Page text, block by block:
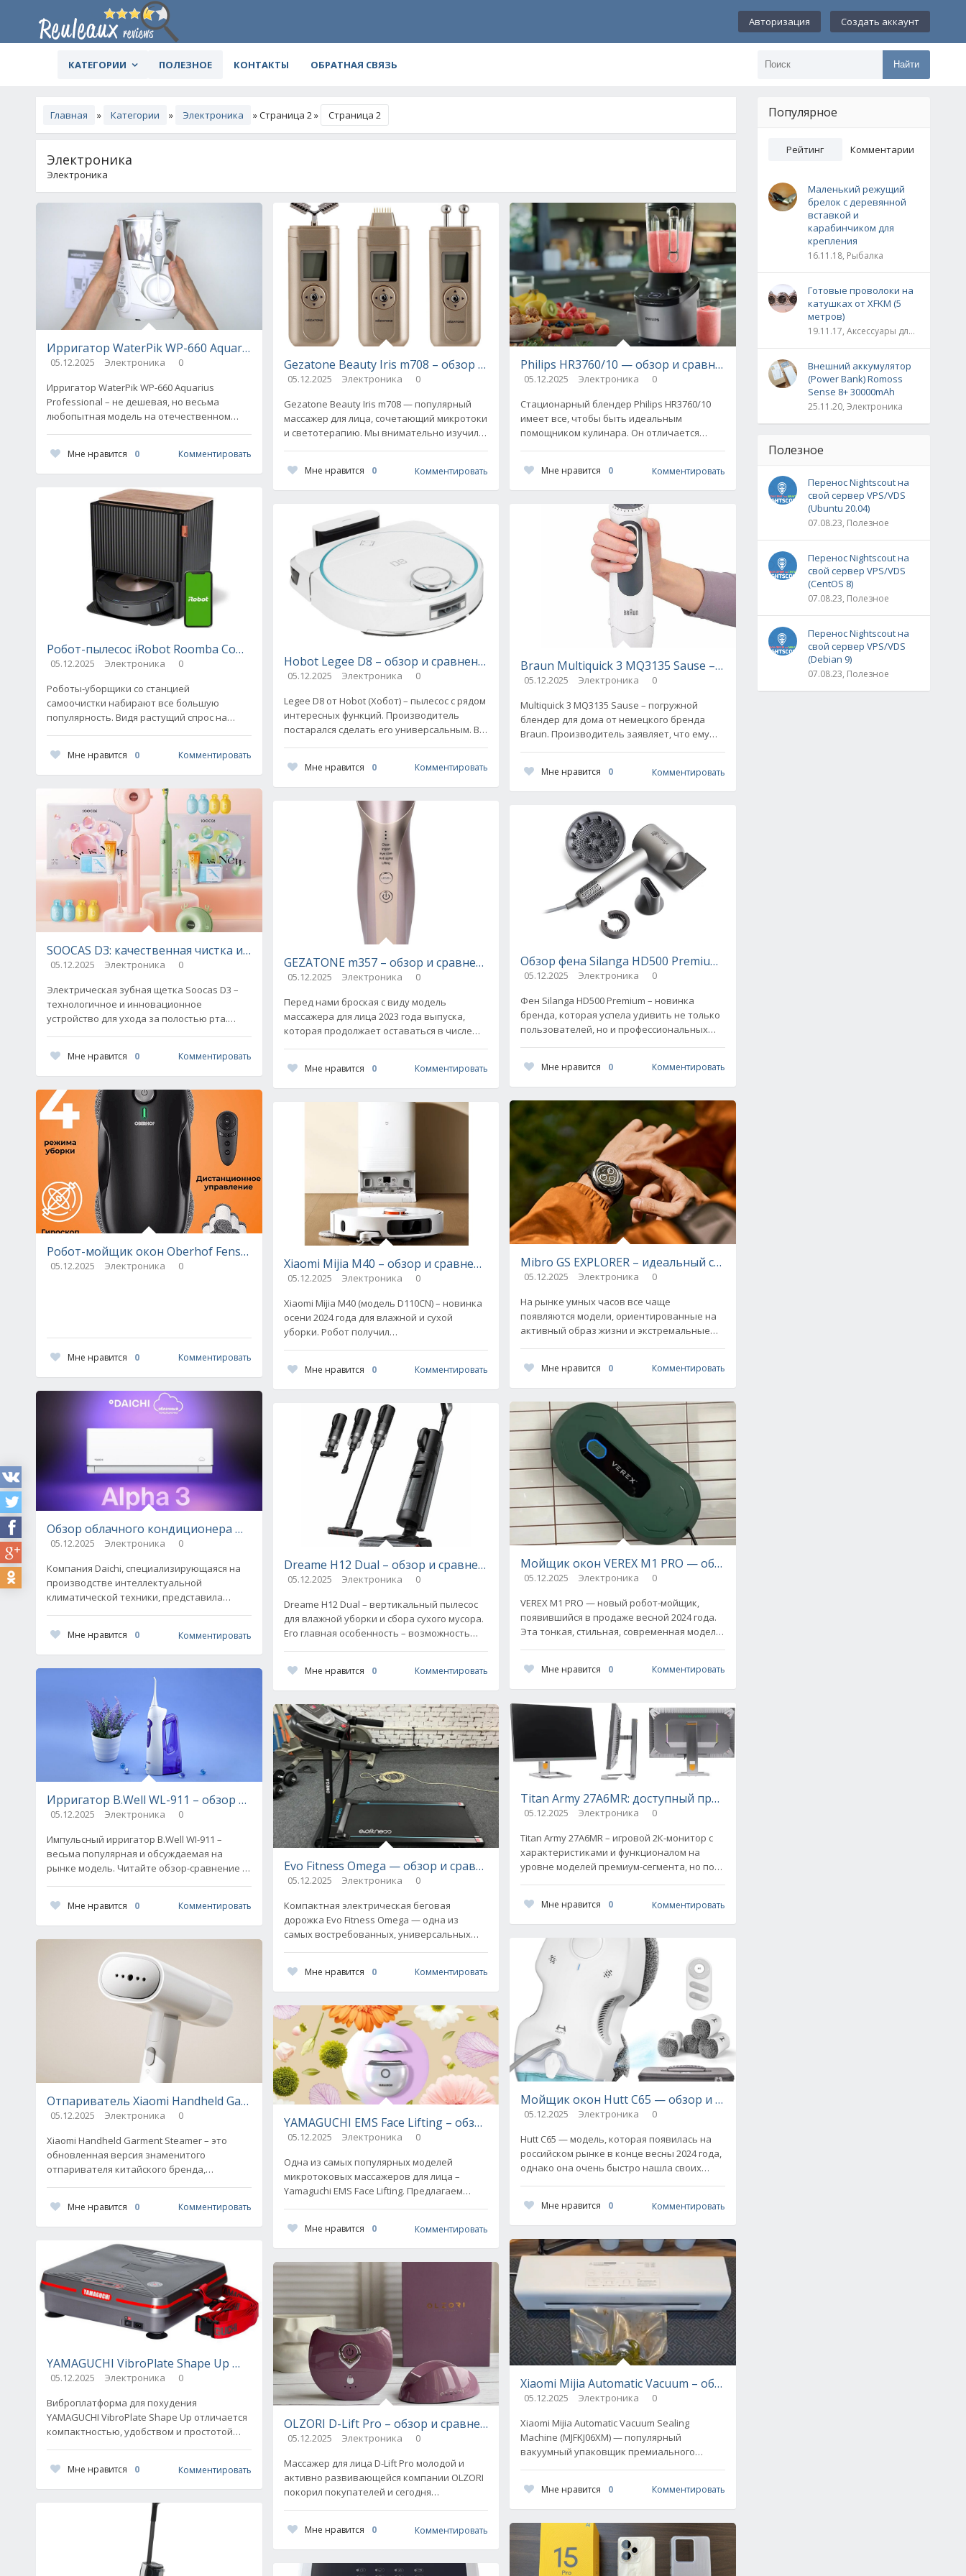
Авторизация Создать аккаунт
КАТЕГОРИИ ПОЛЕЗНОЕ КОНТАКТЫ ОБРАТНАЯ СВЯЗЬ Найти
Главная » Категории » Электроника » Страница 2 » Страница 2
Электроника
Электроника
Ирригатор WaterPik WP-660 Aquarius Professional – обзор и сравнение с конкурентами
05.12.2025 Электроника
0
Ирригатор WaterPik WP-660 Aquarius
Professional – не дешевая, но весьма
любопытная модель на отечественном
Мне нравится 0 Комментировать
Робот-пылесос iRobot Roomba Combo j9+ – обзор и сравнение с конкурентами
05.12.2025 Электроника
0
Роботы-уборщики со станцией
самоочистки набирают все большую
популярность. Видя растущий спрос на
Мне нравится 0 Комментировать
SOOCAS D3: качественная чистка и высокая гигиеничность
05.12.2025 Электроника
0
Электрическая зубная щетка Soocas D3 –
технологичное и инновационное
устройство для ухода за полостью рта.
Мне нравится 0 Комментировать
Робот-мойщик окон Oberhof Fensterglanz SK-4 — обзор и сравнение с конкурентами
05.12.2025 Электроника 0
Мне нравится 0 Комментировать
Обзор облачного кондиционера Daichi Alpha 3 Sub с подпиской по дням
05.12.2025 Электроника
0
Компания Daichi, специализирующаяся на
производстве интеллектуальной
климатической техники, представила
Мне нравится 0 Комментировать
Ирригатор B.Well WL-911 – обзор и сравнение с конкурентами
05.12.2025 Электроника
0
Импульсный ирригатор B.Well WI-911 –
весьма популярная и обсуждаемая на
рынке модель. Читайте обзор-сравнение с
Мне нравится 0 Комментировать
Отпариватель Xiaomi Handheld Garment Steamer – обзор и сравнение с конкурентами
05.12.2025 Электроника
0
Xiaomi Handheld Garment Steamer – это
обновленная версия знаменитого
отпаривателя китайского бренда,
этомМне нравится 0 Комментировать
YAMAGUCHI VibroPlate Shape Up — обзор компактной виброплатформы
05.12.2025 Электроника
0
Виброплатформа для похудения
YAMAGUCHI VibroPlate Shape Up отличается
компактностью, удобством и простотой
Мне нравится 0 Комментировать
Gezatone Beauty Iris m708 – обзор и сравнение с конкурентами
05.12.2025 Электроника
0
Gezatone Beauty Iris m708 — популярный
массажер для лица, сочетающий микротоки
и светотерапию. Мы внимательно изучили
Мне нравится 0 Комментировать
Hobot Legee D8 – обзор и сравнение с конкурентами
05.12.2025 Электроника
0
Legee D8 от Hobot (Хобот) – пылесос с рядом
интересных функций. Производитель
постарался сделать его универсальным. В
Мне нравится 0 Комментировать
GEZATONE m357 – обзор и сравнение с конкурентами
05.12.2025 Электроника
0
Перед нами броская с виду модель
массажера для лица 2023 года выпуска,
которая продолжает оставаться в числе
Мне нравится 0 Комментировать
Xiaomi Mijia M40 – обзор и сравнение с конкурентами
05.12.2025 Электроника
0
Xiaomi Mijia M40 (модель D110CN) – новинка
осени 2024 года для влажной и сухой
уборки. Робот получил
доработанные
Мне нравится 0 Комментировать
Dreame H12 Dual – обзор и сравнение с конкурентами
05.12.2025 Электроника
0
Dreame H12 Dual – вертикальный пылесос
для влажной уборки и сбора сухого мусора.
Его главная особенность – возможность
Мне нравится 0 Комментировать
Evo Fitness Omega — обзор и сравнение с конкурентами
05.12.2025 Электроника
0
Компактная электрическая беговая
дорожка Evo Fitness Omega — одна из
самых востребованных, универсальных
Мне нравится 0 Комментировать
YAMAGUCHI EMS Face Lifting – обзор и сравнение с конкурентами
05.12.2025 Электроника
0
Одна из самых популярных моделей
микротоковых массажеров для лица –
Yamaguchi EMS Face Lifting. Предлагаем
Мне нравится 0 Комментировать
OLZORI D-Lift Pro – обзор и сравнение с конкурентами
05.12.2025 Электроника
0
Массажер для лица D-Lift Pro молодой и
активно развивающейся компании OLZORI
покорил покупателей и сегодня
Мне нравится 0 Комментировать
Philips HR3760/10 — обзор и сравнение с конкурентами
05.12.2025 Электроника
0
Стационарный блендер Philips HR3760/10
имеет все, чтобы быть идеальным
помощником кулинара. Он отличается
Мне нравится 0 Комментировать
Braun Multiquick 3 MQ3135 Sause – обзор и сравнение с конкурентами
05.12.2025 Электроника
0
Multiquick 3 MQ3135 Sause – погружной
блендер для дома от немецкого бренда
Braun. Производитель заявляет, что ему
Мне нравится 0 Комментировать
Обзор фена Silanga HD500 Premium: инновации, качество и удобство
05.12.2025 Электроника
0
Фен Silanga HD500 Premium – новинка
бренда, которая успела удивить не только
пользователей, но и профессиональных
Мне нравится 0 Комментировать
Mibro GS EXPLORER – идеальный спутник для активного образа жизни
05.12.2025 Электроника
0
На рынке умных часов все чаще
появляются модели, ориентированные на
активный образ жизни и экстремальные
Мне нравится 0 Комментировать
Мойщик окон VEREX M1 PRO — обзор и сравнение с конкурентами
05.12.2025 Электроника
0
VEREX M1 PRO — новый робот-мойщик,
появившийся в продаже весной 2024 года.
Эта тонкая, стильная, современная модель
Мне нравится 0 Комментировать
Titan Army 27A6MR: доступный премиум для требовательных геймеров
05.12.2025 Электроника
0
Titan Army 27A6MR – игровой 2К-монитор с
характеристиками и функционалом на
уровне моделей премиум-сегмента, но по
Мне нравится 0 Комментировать
Мойщик окон Hutt C65 — обзор и сравнение с конкурентами
05.12.2025 Электроника
0
Hutt C65 — модель, которая появилась на
российском рынке в конце весны 2024 года,
однако она очень быстро нашла своих
Мне нравится 0 Комментировать
Xiaomi Mijia Automatic Vacuum – обзор и сравнение с конкурентами
05.12.2025 Электроника
0
Xiaomi Mijia Automatic Vacuum Sealing
Machine (MJFKJ06XM) — популярный
вакуумный упаковщик премиального
Мне нравится 0 Комментировать
Популярное
Рейтинг Комментарии
Маленький режущий
брелок с деревянной
вставкой и
карабинчиком для
крепления
16.11.18, Рыбалка
Готовые проволоки на
катушках от XFKM (5
метров)
19.11.17, Аксессуары для вейпинга
Внешний аккумулятор
(Power Bank) Romoss
Sense 8+ 30000mAh
25.11.20, Электроника
Полезное
Перенос Nightscout на
свой сервер VPS/VDS
(Ubuntu 20.04)
07.08.23, Полезное
Перенос Nightscout на
свой сервер VPS/VDS
(CentOS 8)
07.08.23, Полезное
Перенос Nightscout на
свой сервер VPS/VDS
(Debian 9)
07.08.23, Полезное